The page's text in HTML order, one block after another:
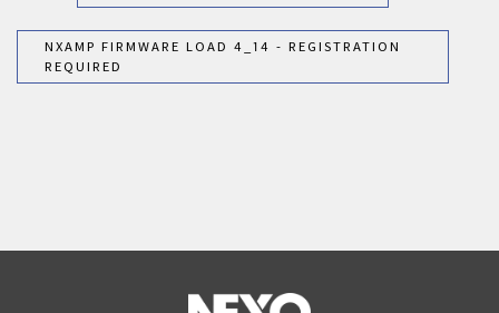
NXAMP FIRMWARE LOAD 4_14 - REGISTRATION
REQUIRED